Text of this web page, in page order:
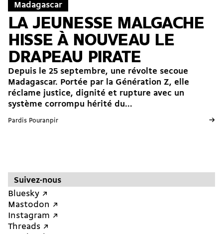
Madagascar
LA JEUNESSE MALGACHE
HISSE À NOUVEAU LE
DRAPEAU PIRATE
Depuis le 25 septembre, une révolte secoue
Madagascar. Portée par la Génération Z, elle
réclame justice, dignité et rupture avec un
système corrompu hérité du...
Pardis Pouranpir →
Suivez-nous
Bluesky ↗︎
Mastodon ↗︎
Instagram ↗︎
Threads ↗︎